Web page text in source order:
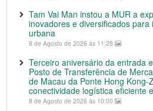
Tam Vai Man instou a MUR a
inovadores e diversificados
urbana
8 de Agosto de 2026 às 11:28
Terceiro aniversário da entrada
Posto de Transferência de
de Macau da Ponte Hong
conectividade logística eficiente
8 de Agosto de 2026 às 10:00